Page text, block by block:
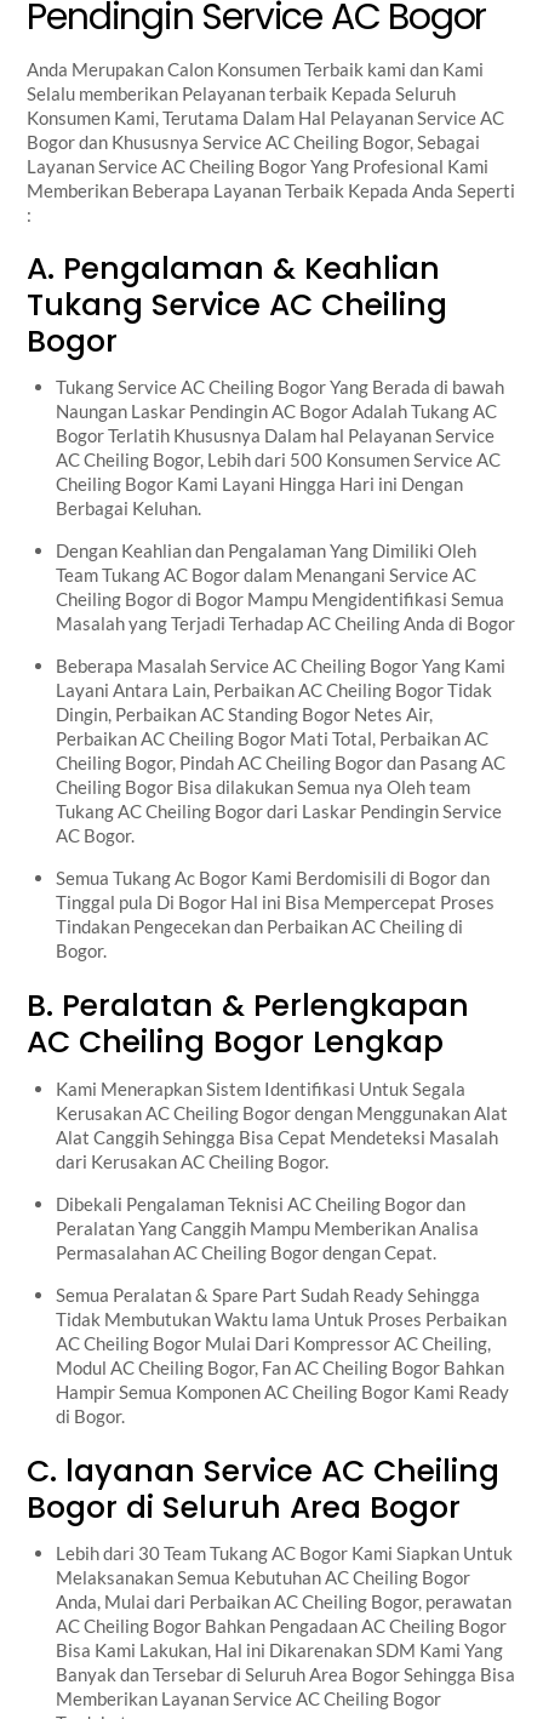
Pendingin Service AC Bogor
Anda Merupakan Calon Konsumen Terbaik kami dan Kami
Selalu memberikan Pelayanan terbaik Kepada Seluruh
Konsumen Kami, Terutama Dalam Hal Pelayanan Service AC
Bogor dan Khususnya Service AC Cheiling Bogor, Sebagai
Layanan Service AC Cheiling Bogor Yang Profesional Kami
Memberikan Beberapa Layanan Terbaik Kepada Anda Seperti
:
A. Pengalaman & Keahlian
Tukang Service AC Cheiling
Bogor
Tukang Service AC Cheiling Bogor Yang Berada di bawah
Naungan Laskar Pendingin AC Bogor Adalah Tukang AC
Bogor Terlatih Khususnya Dalam hal Pelayanan Service
AC Cheiling Bogor, Lebih dari 500 Konsumen Service AC
Cheiling Bogor Kami Layani Hingga Hari ini Dengan
Berbagai Keluhan.
Dengan Keahlian dan Pengalaman Yang Dimiliki Oleh
Team Tukang AC Bogor dalam Menangani Service AC
Cheiling Bogor di Bogor Mampu Mengidentifikasi Semua
Masalah yang Terjadi Terhadap AC Cheiling Anda di Bogor
Beberapa Masalah Service AC Cheiling Bogor Yang Kami
Layani Antara Lain, Perbaikan AC Cheiling Bogor Tidak
Dingin, Perbaikan AC Standing Bogor Netes Air,
Perbaikan AC Cheiling Bogor Mati Total, Perbaikan AC
Cheiling Bogor, Pindah AC Cheiling Bogor dan Pasang AC
Cheiling Bogor Bisa dilakukan Semua nya Oleh team
Tukang AC Cheiling Bogor dari Laskar Pendingin Service
AC Bogor.
Semua Tukang Ac Bogor Kami Berdomisili di Bogor dan
Tinggal pula Di Bogor Hal ini Bisa Mempercepat Proses
Tindakan Pengecekan dan Perbaikan AC Cheiling di
Bogor.
B. Peralatan & Perlengkapan
AC Cheiling Bogor Lengkap
Kami Menerapkan Sistem Identifikasi Untuk Segala
Kerusakan AC Cheiling Bogor dengan Menggunakan Alat
Alat Canggih Sehingga Bisa Cepat Mendeteksi Masalah
dari Kerusakan AC Cheiling Bogor.
Dibekali Pengalaman Teknisi AC Cheiling Bogor dan
Peralatan Yang Canggih Mampu Memberikan Analisa
Permasalahan AC Cheiling Bogor dengan Cepat.
Semua Peralatan & Spare Part Sudah Ready Sehingga
Tidak Membutukan Waktu lama Untuk Proses Perbaikan
AC Cheiling Bogor Mulai Dari Kompressor AC Cheiling,
Modul AC Cheiling Bogor, Fan AC Cheiling Bogor Bahkan
Hampir Semua Komponen AC Cheiling Bogor Kami Ready
di Bogor.
C. layanan Service AC Cheiling
Bogor di Seluruh Area Bogor
Lebih dari 30 Team Tukang AC Bogor Kami Siapkan Untuk
Melaksanakan Semua Kebutuhan AC Cheiling Bogor
Anda, Mulai dari Perbaikan AC Cheiling Bogor, perawatan
AC Cheiling Bogor Bahkan Pengadaan AC Cheiling Bogor
Bisa Kami Lakukan, Hal ini Dikarenakan SDM Kami Yang
Banyak dan Tersebar di Seluruh Area Bogor Sehingga Bisa
Memberikan Layanan Service AC Cheiling Bogor